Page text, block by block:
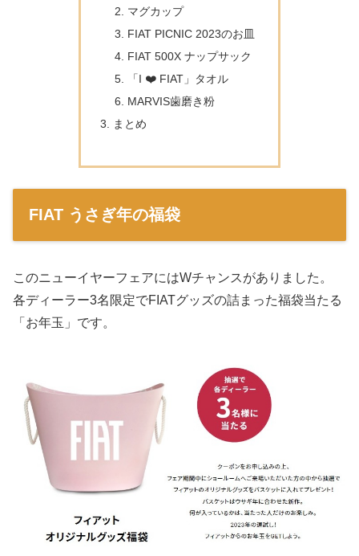
マグカップ
FIAT PICNIC 2023のお皿
FIAT 500X ナップサック
「I ❤️ FIAT」タオル
MARVIS歯磨き粉
まとめ
FIAT うさぎ年の福袋
このニューイヤーフェアにはWチャンスがありました。
各ディーラー3名限定でFIATグッズの詰まった福袋当たる
「お年玉」です。